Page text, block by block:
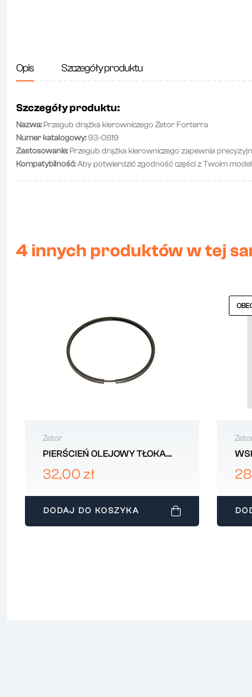
Opis Szczegóły produktu
Szczegóły produktu:
Nazwa:Przegub drążka kierowniczego Zetor Forterra
Numer katalogowy:93-0819
Zastosowanie:Przegub drążka kierowniczego zapewnia
Kompatybilność:Aby potwierdzić zgodność części z Twoim
4 innych produktów w tej
Zetor
PIERŚCIEŃ OLEJOWY TŁOKA
102x5 ZETOR 69010380
32,00 zł
DODAJ DO KOSZYKA